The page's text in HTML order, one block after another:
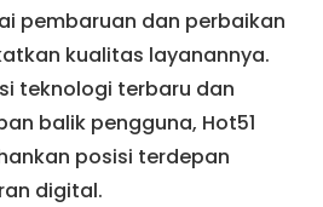
pembaruan dan perbaikan
kualitas layanannya.
teknologi terbaru dan
balik pengguna, Hot51
posisi terdepan
digital.